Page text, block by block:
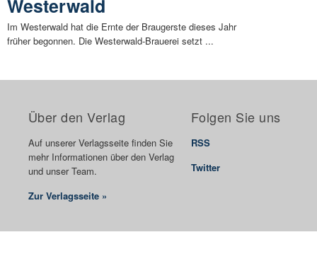
Westerwald
Im Westerwald hat die Ernte der Braugerste dieses Jahr
früher begonnen. Die Westerwald-Brauerei setzt ...
Über den Verlag
Auf unserer Verlagsseite finden Sie
mehr Informationen über den Verlag
und unser Team.
Zur Verlagsseite »
Folgen Sie uns
RSS
Twitter